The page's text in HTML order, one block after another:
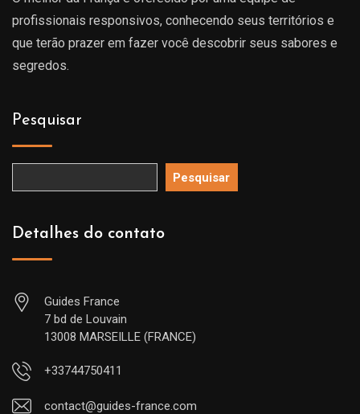
profissionais responsivos, conhecendo seus territórios e
que terão prazer em fazer você descobrir seus sabores e
segredos.
Pesquisar
Pesquisar
Detalhes do contato
Guides France
7 bd de Louvain
13008 MARSEILLE (FRANCE)
+33744750411
contact@guides-france.com